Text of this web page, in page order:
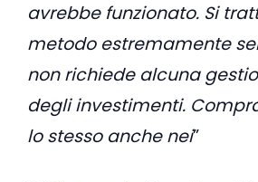
avrebbe funzionato. Si
metodo estremamente
non richiede alcuna
degli investimenti.
lo stesso anche nei”